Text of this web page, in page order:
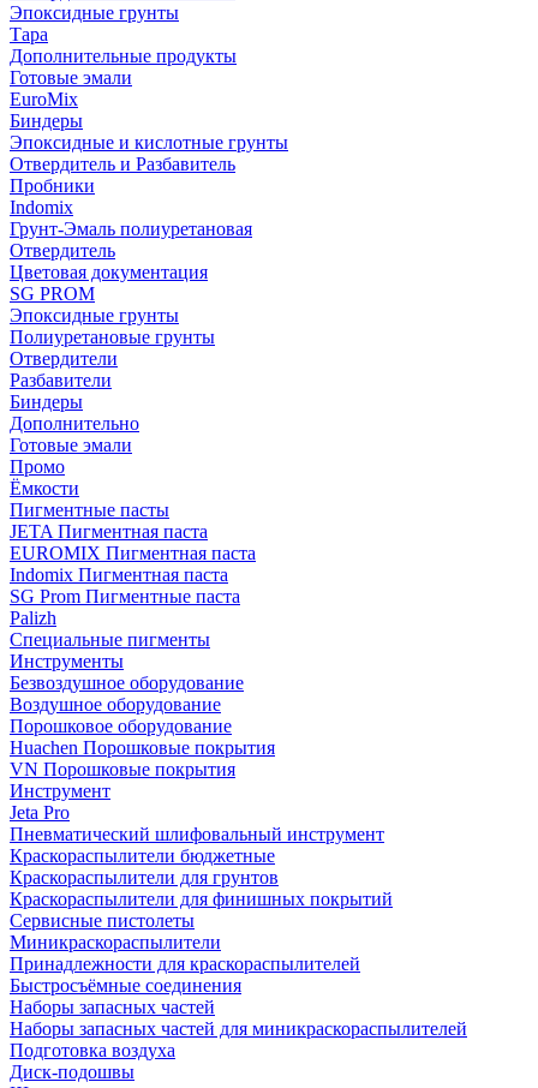
Эпоксидные грунты
Тара
Дополнительные продукты
Готовые эмали
EuroMix
Биндеры
Эпоксидные и кислотные грунты
Отвердитель и Разбавитель
Пробники
Indomix
Грунт-Эмаль полиуретановая
Отвердитель
Цветовая документация
SG PROM
Эпоксидные грунты
Полиуретановые грунты
Отвердители
Разбавители
Биндеры
Дополнительно
Готовые эмали
Промо
Ёмкости
Пигментные пасты
JETA Пигментная паста
EUROMIX Пигментная паста
Indomix Пигментная паста
SG Prom Пигментные паста
Palizh
Специальные пигменты
Инструменты
Безвоздушное оборудование
Воздушное оборудование
Порошковое оборудование
Huachen Порошковые покрытия
VN Порошковые покрытия
Инструмент
Jeta Pro
Пневматический шлифовальный инструмент
Краскораспылители бюджетные
Краскораспылители для грунтов
Краскораспылители для финишных покрытий
Сервисные пистолеты
Миникраскораспылители
Принадлежности для краскораспылителей
Быстросъёмные соединения
Наборы запасных частей
Наборы запасных частей для миникраскораспылителей
Подготовка воздуха
Диск-подошвы